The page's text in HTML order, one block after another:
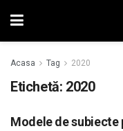
Acasa Tag 2020
Etichetă: 2020
Modele de subiecte